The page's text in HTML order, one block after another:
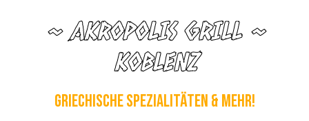
~ AKROPOLIS GRILL ~
KOBLENZ
Griechische Spezialitäten & Mehr!